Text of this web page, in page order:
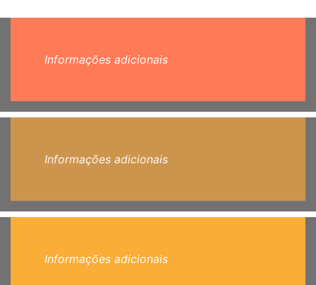
Informações adicionais
Informações adicionais
Informações adicionais